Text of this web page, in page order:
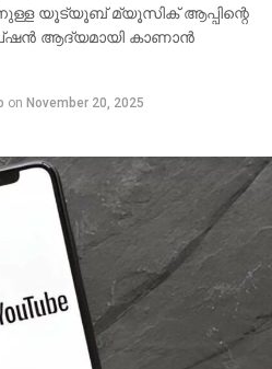
യൂട്യൂബ് മ്യൂസിക് ആപ്പിന്റെ
ആദ്യമായി കാണാന്‍
on November 20, 2025